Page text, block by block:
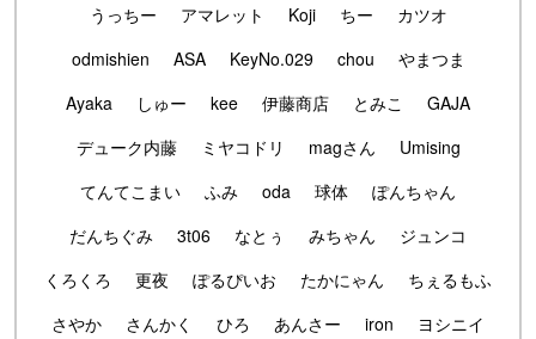
うっちー アマレット Koji ちー
カツオ
odmishien
ASA KeyNo.029 chou
やまつま
Ayaka
しゅー kee 伊藤商店 とみこ
GAJA
デューク内藤
ミヤコドリ magさん
Umising
てんてこまい
ふみ oda 球体
ぽんちゃん
だんちぐみ
3t06 なとぅ みちゃん
ジュンコ
くろくろ
更夜 ぽるぴいお たかにゃん
ちぇるもふ
さやか
さんかく ひろ あんさー iron
ヨシニイ